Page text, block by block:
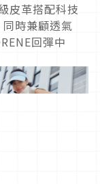
皮革搭配科技
時兼顧透氣
回彈中